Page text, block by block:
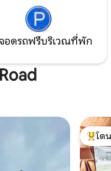
คียง Belleek,
นอนเ
อดรถฟรีบริเวณที่พัก
โดนใ
โด